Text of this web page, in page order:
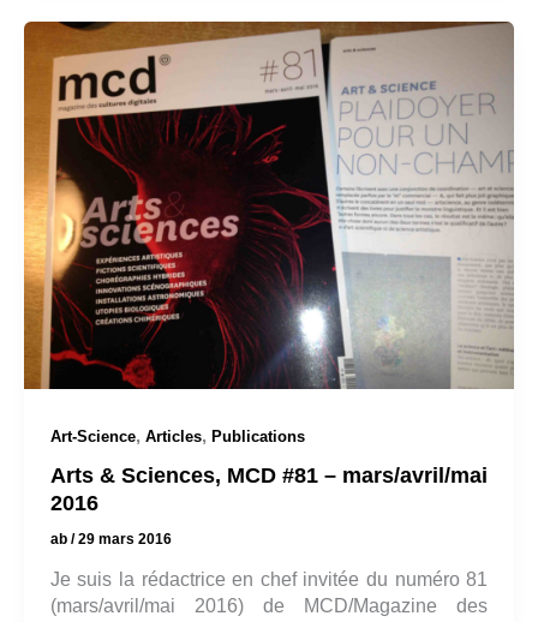
Art-Science, Articles, Publications
Arts & Sciences, MCD #81 – mars/avril/mai
2016
ab /29 mars 2016
Je suis la rédactrice en chef invitée du numéro 81
(mars/avril/mai 2016) de MCD/Magazine des